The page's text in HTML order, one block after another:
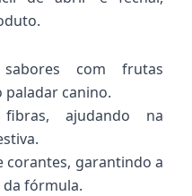
com frutas
paladar canino.
ajudando na
corantes, garantindo a
fórmula.